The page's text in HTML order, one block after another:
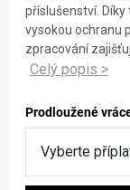
příslušenství. Díky
vysokou ochranu
zpracování
Prodloužené